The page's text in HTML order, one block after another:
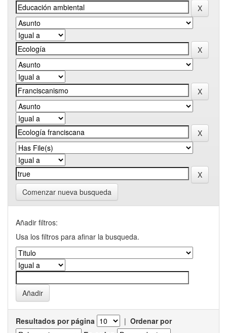
Comenzar nueva busqueda
Añadir filtros:
Usa los filtros para afinar la busqueda.
Resultados por página | Ordenar por